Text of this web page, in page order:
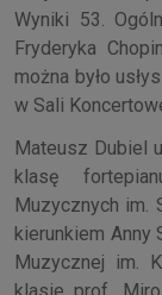
Wyniki 53.
Fryderyka
można było
w Sali
Mateusz Dubiel
klasę
Muzycznych im.
kierunkiem Anny
Muzycznej im.